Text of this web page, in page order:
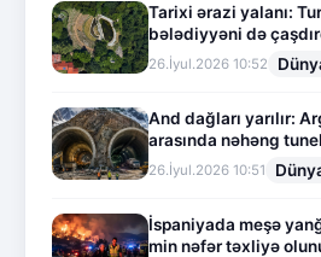
Tarixi ərazi yalanı:
bələdiyyəni də
26.İyul.2026 10:52
And dağları yarılır:
arasında nəhəng
26.İyul.2026 10:51
İspaniyada meşə
min nəfər təxliyə